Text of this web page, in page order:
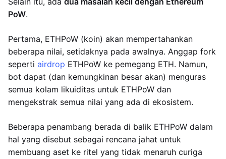
PoW.
Pertama, ETHPoW (koin) akan mempertahankan
beberapa nilai, setidaknya pada awalnya. Anggap fork
seperti airdrop ETHPoW ke pemegang ETH. Namun,
bot dapat (dan kemungkinan besar akan) menguras
semua kolam likuiditas untuk ETHPoW dan
mengekstrak semua nilai yang ada di ekosistem.
Beberapa penambang berada di balik ETHPoW dalam
hal yang disebut sebagai rencana jahat untuk
membuang aset ke ritel yang tidak menaruh curiga